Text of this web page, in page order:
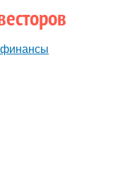
финансы